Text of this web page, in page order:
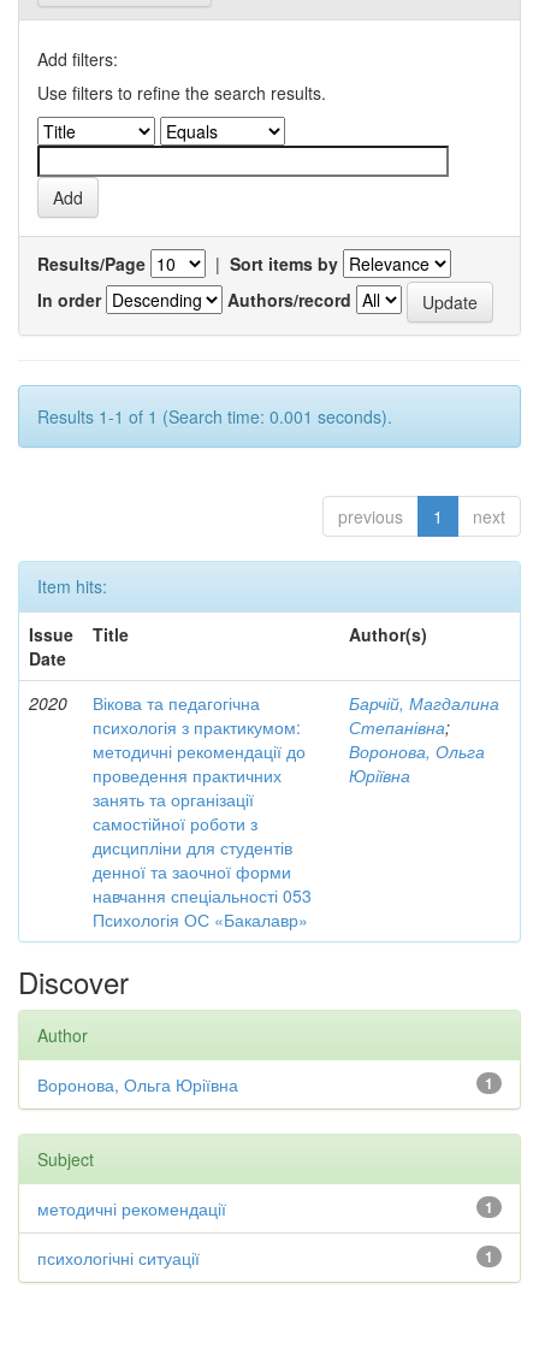
Add filters:
Use filters to refine the search results.
Results/Page | Sort items by
In order
Authors/record
Results 1-1 of 1 (Search time: 0.001 seconds).
previous 1 next
Item hits:
Issue
Date
Title Author(s)
2020
Вікова та педагогічна
психологія з практикумом:
методичні рекомендації до
проведення практичних
занять та організації
самостійної роботи з
дисципліни для студентів
денної та заочної форми
навчання спеціальності 053
Психологія ОС «Бакалавр»
Барчій, Магдалина
Степанівна;
Воронова, Ольга
Юріївна
Discover
Author
1
Воронова, Ольга Юріївна
Subject
1
методичні рекомендації
1
психологічні ситуації